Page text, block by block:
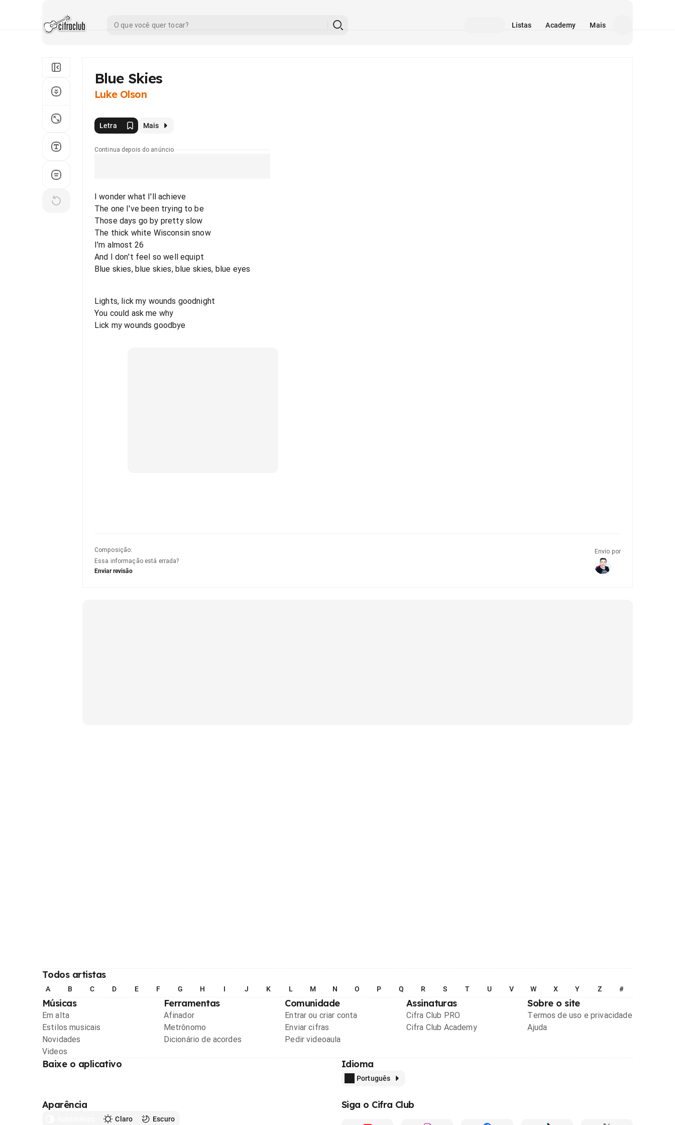
Listas Academy Mais
Blue Skies
Luke Olson
Letra Mais
Continua depois do anúncio
I wonder what I'll achieve
The one I've been trying to be
Those days go by pretty slow
The thick white Wisconsin snow
I'm almost 26
And I don't feel so well equipt
Blue skies, blue skies, blue skies, blue eyes
Lights, lick my wounds goodnight
You could ask me why
Lick my wounds goodbye
Composição:
Essa informação está errada?
Enviar revisão
Envio por
Todos artistas
A B C D E F G H I J K L M N O P Q R S T U V W X Y Z #
Músicas
Em alta
Estilos musicais
Novidades
Videos
Ferramentas
Afinador
Metrônomo
Dicionário de acordes
Comunidade
Entrar ou criar conta
Enviar cifras
Pedir videoaula
Assinaturas
Cifra Club PRO
Cifra Club Academy
Sobre o site
Termos de uso e privacidade
Ajuda
Baixe o aplicativo Idioma
Português
Aparência
Claro Escuro
Siga o Cifra Club